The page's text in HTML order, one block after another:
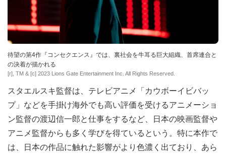
待望の第4作『コンセクエンス』では、裏社会を牛耳る巨大組織、首席連合と
の決着が描かれる
[r], TM & [c] 2023 Lions Gate Entertainment Inc. All Rights Reserved.
スタエルスキ監督は、テレビアニメ「カウボーイビバッ
プ」などを手掛け海外でも高い評価を受けるアニメーショ
ン監督の渡辺信一郎と仕事をするなど、日本の映画監督や
アニメ監督からも多く学びを得ているという。特に本作で
は、日本の作品に触れた影響がより色濃く出ており、あら